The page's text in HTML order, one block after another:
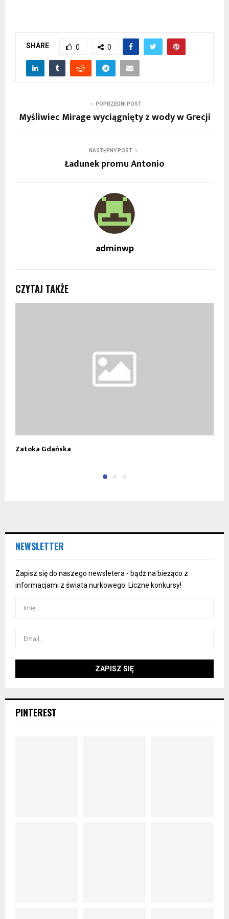
SHARE 0 0
POPRZEDNI POST
Myśliwiec Mirage wyciągnięty z wody w Grecji
NASTĘPNY POST
Ładunek promu Antonio
adminwp
CZYTAJ TAKŻE
Zatoka Gdańska
NEWSLETTER
Zapisz się do naszego newsletera - bądż na bieżąco z
informacjami z świata nurkowego. Liczne konkursy!
PINTEREST